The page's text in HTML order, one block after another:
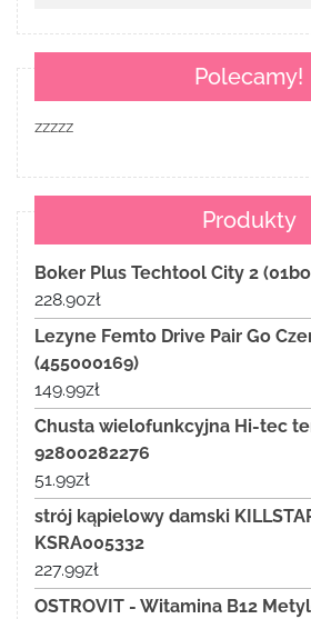
Polecamy!
zzzzz
Produkty
Boker Plus Techtool City 2
228.90zł
Lezyne Femto Drive Pair Go
(455000169)
149.99zł
Chusta wielofunkcyjna Hi-tec
92800282276
51.99zł
strój kąpielowy damski
KSRA005332
227.99zł
OSTROVIT - Witamina B12